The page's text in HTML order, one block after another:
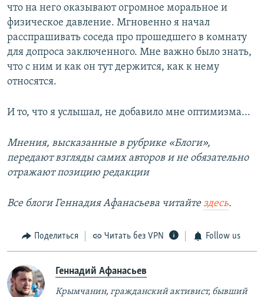
что на него оказывают огромное моральное и
физическое давление. Мгновенно я начал
расспрашивать соседа про прошедшего в комнату
для допроса заключенного. Мне важно было знать,
что с ним и как он тут держится, как к нему
относятся.
И то, что я услышал, не добавило мне оптимизма...
Мнения, высказанные в рубрике «Блоги»,
передают взгляды самих авторов и не обязательно
отражают позицию редакции
Все блоги Геннадия Афанасьева читайтездесь.
Поделиться Читать без VPN Follow us
Геннадий Афанасьев
Крымчанин, гражданский активист, бывший